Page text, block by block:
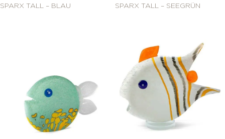
SPARX TALL – BLAU SPARX TALL – SEEGRÜN